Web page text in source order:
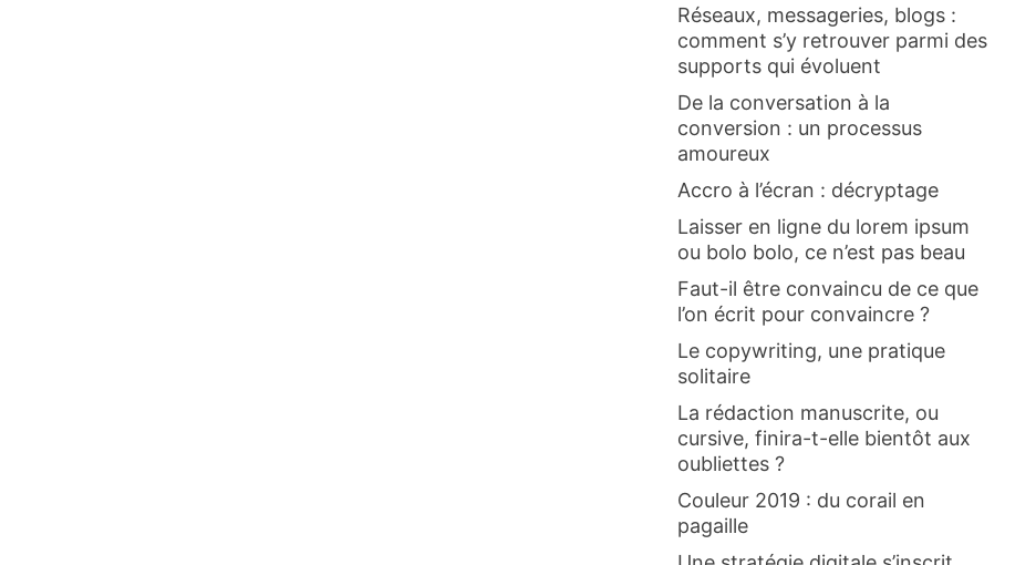
Réseaux, messageries, blogs :
comment s’y retrouver parmi des
supports qui évoluent
De la conversation à la
conversion : un processus
amoureux
Accro à l’écran : décryptage
Laisser en ligne du lorem ipsum
ou bolo bolo, ce n’est pas beau
Faut-il être convaincu de ce que
l’on écrit pour convaincre ?
Le copywriting, une pratique
solitaire
La rédaction manuscrite, ou
cursive, finira-t-elle bientôt aux
oubliettes ?
Couleur 2019 : du corail en
pagaille